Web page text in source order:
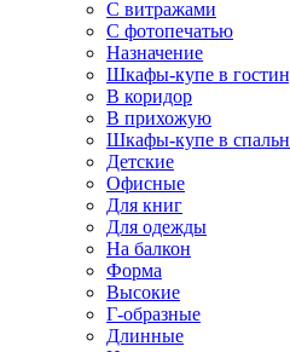
С витражами
С фотопечатью
Назначение
Шкафы-купе в
В коридор
В прихожую
Шкафы-купе в
Детские
Офисные
Для книг
Для одежды
На балкон
Форма
Высокие
Г-образные
Длинные